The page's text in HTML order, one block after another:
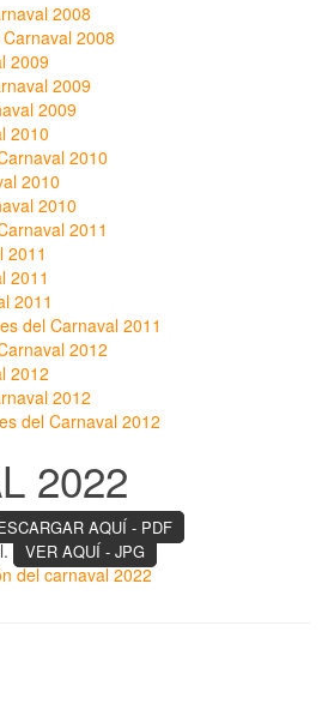
2008
2008
2009
2009
2009
2010
2010
2010
2010
2011
2011
2011
2011
del Carnaval 2011
2012
2012
2012
del Carnaval 2012
2022
AQUÍ - PDF
VER AQUÍ - JPG
del carnaval 2022